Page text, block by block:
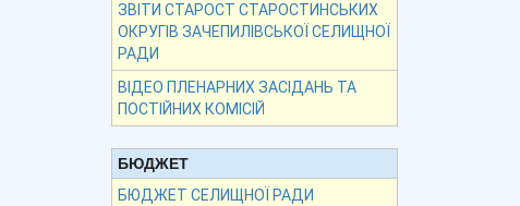
ЗВІТИ СТАРОСТ СТАРОСТИНСЬКИХ
ОКРУГІВ ЗАЧЕПИЛІВСЬКОЇ СЕЛИЩНОЇ
РАДИ
ВІДЕО ПЛЕНАРНИХ ЗАСІДАНЬ ТА
ПОСТІЙНИХ КОМІСІЙ
БЮДЖЕТ
БЮДЖЕТ СЕЛИЩНОЇ РАДИ